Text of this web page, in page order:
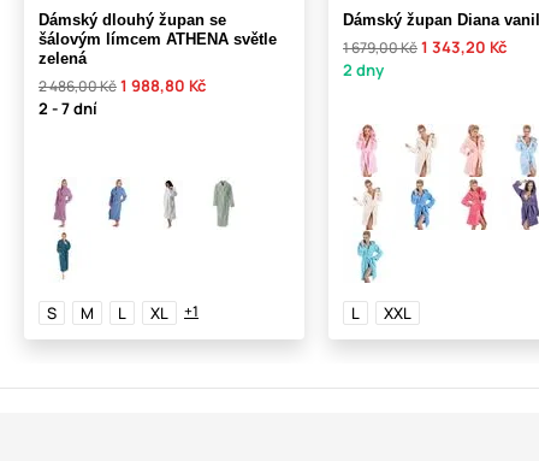
Dámský dlouhý župan se
šálovým límcem ATHENA světle
zelená
2 486,00 Kč1 988,80 Kč
2 - 7 dní
S M L XL +1
Dámský župan Diana
1 679,00 Kč1 343,20 Kč
2 dny
L XXL